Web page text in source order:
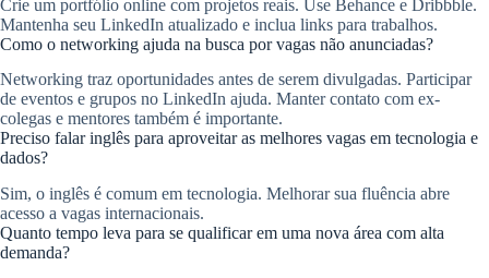
Crie um portfólio online com projetos reais. Use Behance e Dribbble.
Mantenha seu LinkedIn atualizado e inclua links para trabalhos.
Como o networking ajuda na busca por vagas não anunciadas?
Networking traz oportunidades antes de serem divulgadas. Participar
de eventos e grupos no LinkedIn ajuda. Manter contato com ex-
colegas e mentores também é importante.
Preciso falar inglês para aproveitar as melhores vagas em tecnologia e
dados?
Sim, o inglês é comum em tecnologia. Melhorar sua fluência abre
acesso a vagas internacionais.
Quanto tempo leva para se qualificar em uma nova área com alta
demanda?